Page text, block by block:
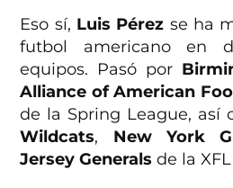
Eso sí, Luis Pérez se ha
futbol americano en
equipos. Pasó por
Alliance of American
de la Spring League, así
Wildcats, New York
Jersey Generalsde la